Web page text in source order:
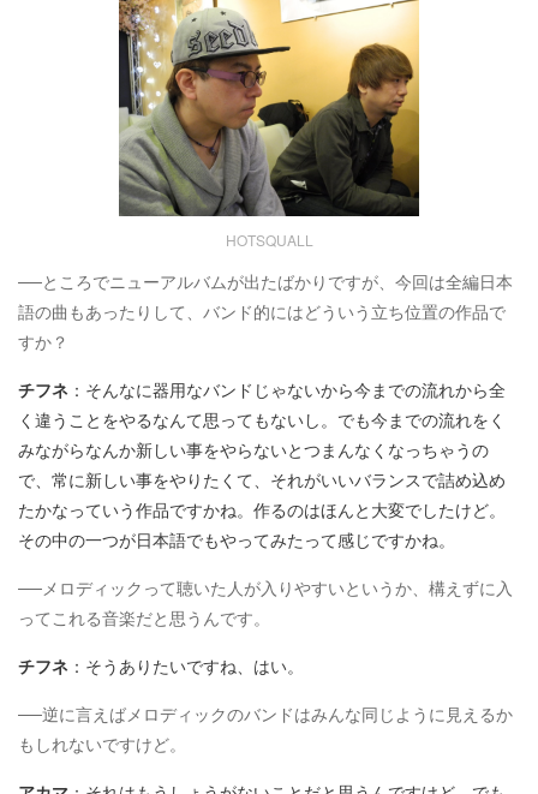
HOTSQUALL
──ところでニューアルバムが出たばかりですが、今回は全編日本
語の曲もあったりして、バンド的にはどういう立ち位置の作品で
すか？
チフネ ：そんなに器用なバンドじゃないから今までの流れから全
く違うことをやるなんて思ってもないし。でも今までの流れをく
みながらなんか新しい事をやらないとつまんなくなっちゃうの
で、常に新しい事をやりたくて、それがいいバランスで詰め込め
たかなっていう作品ですかね。作るのはほんと大変でしたけど。
その中の一つが日本語でもやってみたって感じですかね。
──メロディックって聴いた人が入りやすいというか、構えずに入
ってこれる音楽だと思うんです。
チフネ ：そうありたいですね、はい。
──逆に言えばメロディックのバンドはみんな同じように見えるか
もしれないですけど。